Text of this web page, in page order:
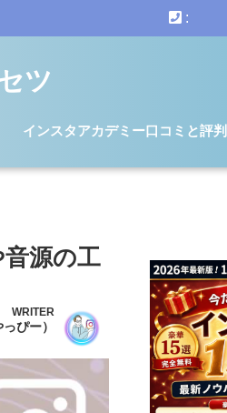
:
ツ
インスタアカデミー口コミと評判
音源の工
WRITER
ぴー）